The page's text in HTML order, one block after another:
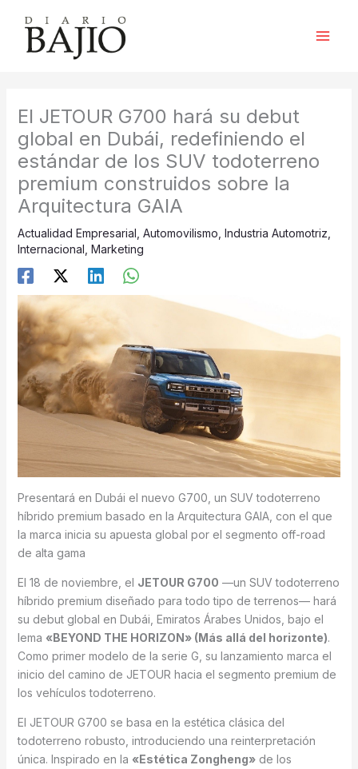
contenido
El JETOUR G700 hará su debut
global en Dubái, redefiniendo el
estándar de los SUV todoterreno
premium construidos sobre la
Arquitectura GAIA
Actualidad Empresarial Automovilismo Industria Automotriz
Internacional Marketing
Presentará en Dubái el nuevo G700, un SUV todoterreno
híbrido premium basado en la Arquitectura GAIA, con el que
la marca inicia su apuesta global por el segmento off-road
de alta gama
El 18 de noviembre, el JETOUR G700 —un SUV todoterreno
híbrido premium diseñado para todo tipo de terrenos— hará
su debut global en Dubái, Emiratos Árabes Unidos, bajo el
lema «BEYOND THE HORIZON» (Más allá del horizonte).
Como primer modelo de la serie G, su lanzamiento marca el
inicio del camino de JETOUR hacia el segmento premium de
los vehículos todoterreno.
El JETOUR G700 se basa en la estética clásica del
todoterreno robusto, introduciendo una reinterpretación
única. Inspirado en la «Estética Zongheng»de los